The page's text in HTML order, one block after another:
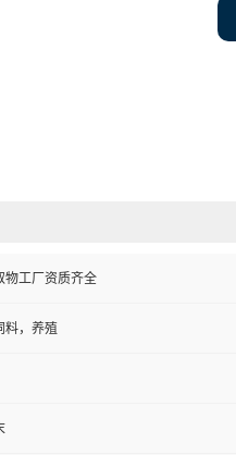
物工厂资质齐全
料，养殖